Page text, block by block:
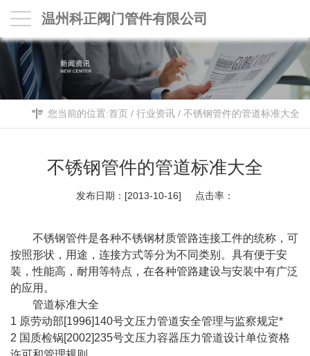
温州科正阀门管件有限公司
您当前的位置:首页 / 行业资讯 / 不锈钢管件的管道标准大全
不锈钢管件的管道标准大全
发布日期：[2013-10-16] 点击率：
不锈钢管件是各种不锈钢材质管路连接工件的统称，可
按照形状，用途，连接方式等分为不同类别。具有便于安
装，性能高，耐用等特点，在各种管路建设与安装中有广泛
的应用。
管道标准大全
1 原劳动部[1996]140号文压力管道安全管理与监察规定*
2 国质检锅[2002]235号文压力容器压力管道设计单位资格